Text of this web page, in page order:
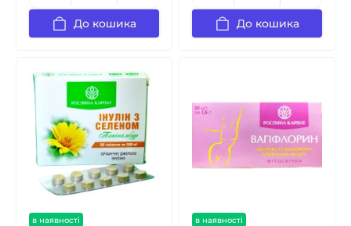
До кошика До кошика
в наявності в наявності